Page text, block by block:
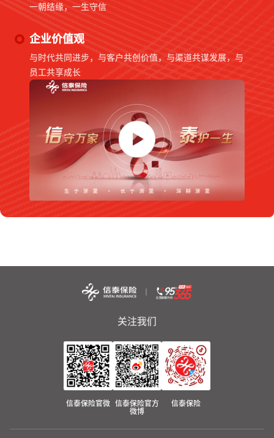
一朝结缘，一生守信
企业价值观
与时代共同进步，与客户共创价值，与渠道共谋发展，与
员工共享成长
关注我们
信泰保险官微
信泰保险官方
微博
信泰保险